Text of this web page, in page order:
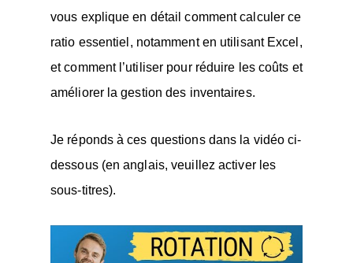
vous explique en détail comment calculer ce
ratio essentiel, notamment en utilisant Excel,
et comment l’utiliser pour réduire les coûts et
améliorer la gestion des inventaires.
Je réponds à ces questions dans la vidéo ci-
dessous (en anglais, veuillez activer les
sous-titres).